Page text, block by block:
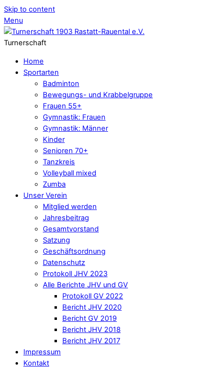
Skip to content
Menu
Turnerschaft
Home
Sportarten
Badminton
Bewegungs- und Krabbelgruppe
Frauen 55+
Gymnastik: Frauen
Gymnastik: Männer
Kinder
Senioren 70+
Tanzkreis
Volleyball mixed
Zumba
Unser Verein
Mitglied werden
Jahresbeitrag
Gesamtvorstand
Satzung
Geschäftsordnung
Datenschutz
Protokoll JHV 2023
Alle Berichte JHV und GV
Protokoll GV 2022
Bericht JHV 2020
Bericht GV 2019
Bericht JHV 2018
Bericht JHV 2017
Impressum
Kontakt